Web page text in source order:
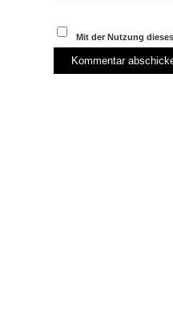
Mit der Nutzung